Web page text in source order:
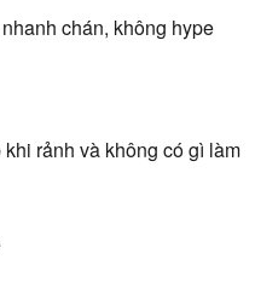
chán, không hype
rảnh và không có gì làm